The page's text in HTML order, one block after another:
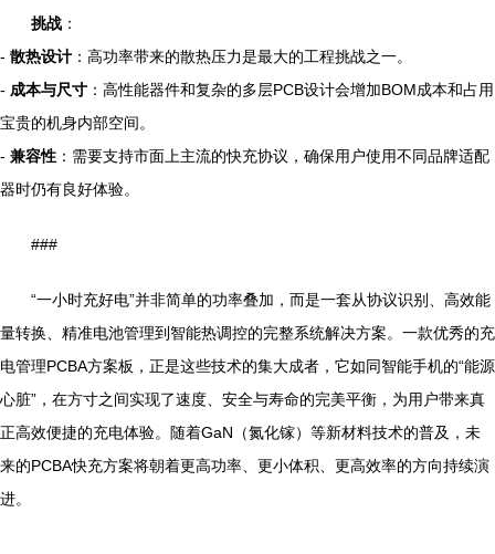
挑战 ：
- 散热设计 ：高功率带来的散热压力是最大的工程挑战之一。
- 成本与尺寸 ：高性能器件和复杂的多层PCB设计会增加BOM成本和占用
宝贵的机身内部空间。
- 兼容性 ：需要支持市面上主流的快充协议，确保用户使用不同品牌适配
器时仍有良好体验。
###
“一小时充好电”并非简单的功率叠加，而是一套从协议识别、高效能
量转换、精准电池管理到智能热调控的完整系统解决方案。一款优秀的充
电管理PCBA方案板，正是这些技术的集大成者，它如同智能手机的“能源
心脏”，在方寸之间实现了速度、安全与寿命的完美平衡，为用户带来真
正高效便捷的充电体验。随着GaN（氮化镓）等新材料技术的普及，未
来的PCBA快充方案将朝着更高功率、更小体积、更高效率的方向持续演
进。